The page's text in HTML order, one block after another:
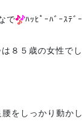
で ﾊｯﾋﾟｰﾊﾞｰｽﾃ
８５歳の女性で
をしっかり動か